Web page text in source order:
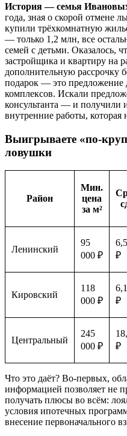
История — семья
года, зная о скорой отмене
купили трёхкомнатную
— только 1,2 млн, все
семей с детьми. Оказалось,
застройщика и квартиру на
дополнительную рассрочку
подарок — это предложение
комплексов. Искали
консультанта — и получили
внутренние работы,
Выигрываете «по-
ловушки
Район
Мин.
цена
за м²
Ленинский
95
000 ₽
₽
Кировский
118
000 ₽
₽
Центральный
245
000 ₽
₽
Что это даёт? Во-первых,
информацией позволяет не
получать плюсы во всём:
условия ипотечных
внесение первоначального